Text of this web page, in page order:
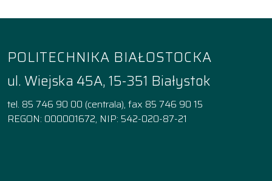
POLITECHNIKA BIAŁOSTOCKA
ul. Wiejska 45A, 15-351 Białystok
tel. 85 746 90 00 (centrala), fax 85 746 90 15
REGON: 000001672, NIP: 542-020-87-21